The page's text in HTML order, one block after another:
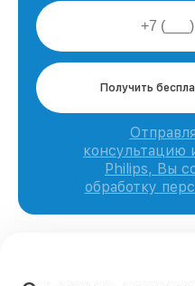
Получить
консультацию
Philips, Вы
обработку